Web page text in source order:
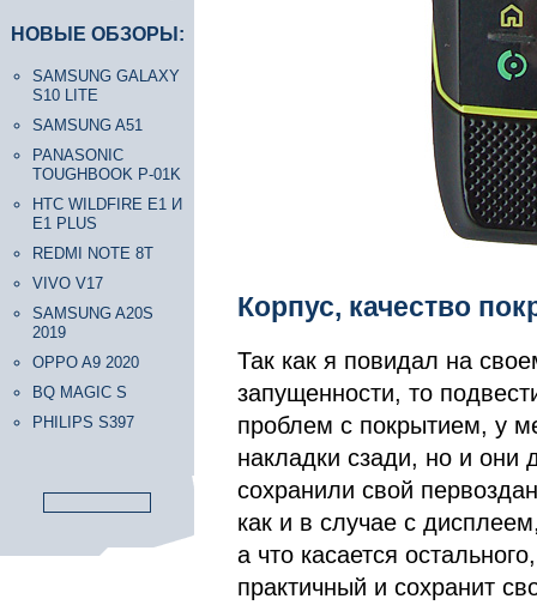
НОВЫЕ ОБЗОРЫ:
SAMSUNG GALAXY
S10 LITE
SAMSUNG A51
PANASONIC
TOUGHBOOK P-01K
HTC WILDFIRE E1 И
E1 PLUS
REDMI NOTE 8T
VIVO V17
SAMSUNG A20S
2019
OPPO A9 2020
BQ MAGIC S
PHILIPS S397
Корпус, качество
Так как я повидал на
запущенности, то
проблем с покрытием, у
накладки сзади, но и
сохранили свой
как и в случае с
а что касается
практичный и сохранит